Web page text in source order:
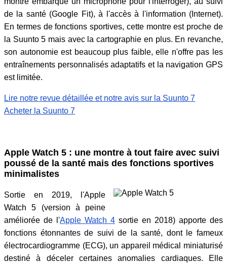
de la santé (Google Fit), à l'accès à l'information (Internet).
En termes de fonctions sportives, cette montre est proche de
la Suunto 5 mais avec la cartographie en plus. En revanche,
son autonomie est beaucoup plus faible, elle n'offre pas les
entraînements personnalisés adaptatifs et la navigation GPS
est limitée.
Lire notre revue détaillée et notre avis sur la Suunto 7
Acheter la Suunto 7
Apple Watch 5 : une montre à tout faire avec suivi
poussé de la santé mais des fonctions sportives
minimalistes
Sortie en 2019, l'Apple
Watch 5 (version à peine
améliorée de l'Apple Watch 4 sortie en 2018) apporte des
fonctions étonnantes de suivi de la santé, dont le fameux
électrocardiogramme (ECG), un appareil médical miniaturisé
destiné à déceler certaines anomalies cardiaques. Elle